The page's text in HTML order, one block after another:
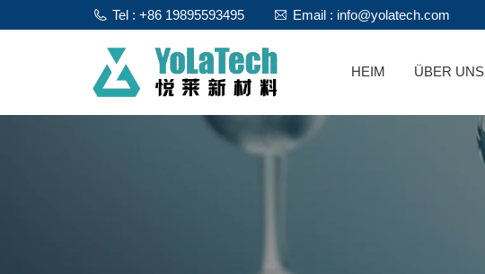
Tel : +86 19895593495 Email : info@yolatech.com
HEIM ÜBER UNS